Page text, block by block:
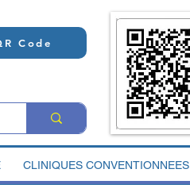
Code
CLINIQUES CONVENTIONNEES